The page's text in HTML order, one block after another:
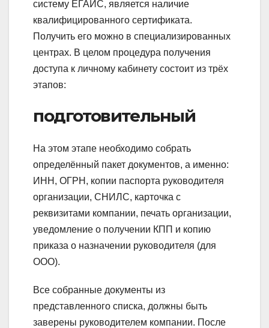
систему ЕГАИС, является наличие
квалифицированного сертификата.
Получить его можно в специализированных
центрах. В целом процедура получения
доступа к личному кабинету состоит из трёх
этапов:
подготовительный
На этом этапе необходимо собрать
определённый пакет документов, а именно:
ИНН, ОГРН, копии паспорта руководителя
организации, СНИЛС, карточка с
реквизитами компании, печать организации,
уведомление о получении КПП и копию
приказа о назначении руководителя (для
ООО).
Все собранные документы из
представленного списка, должны быть
заверены руководителем компании. После